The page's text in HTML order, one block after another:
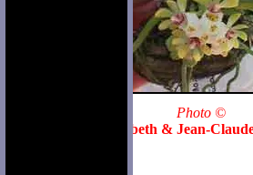
Photo ©
Élisabeth & Jean-